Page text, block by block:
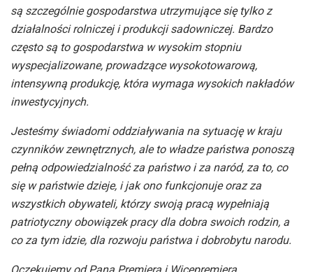
są szczególnie gospodarstwa utrzymujące się tylko z
działalności rolniczej i produkcji sadowniczej. Bardzo
często są to gospodarstwa w wysokim stopniu
wyspecjalizowane, prowadzące wysokotowarową,
intensywną produkcję, która wymaga wysokich nakładów
inwestycyjnych.
Jesteśmy świadomi oddziaływania na sytuację w kraju
czynników zewnętrznych, ale to władze państwa ponoszą
pełną odpowiedzialność za państwo i za naród, za to, co
się w państwie dzieje, i jak ono funkcjonuje oraz za
wszystkich obywateli, którzy swoją pracą wypełniają
patriotyczny obowiązek pracy dla dobra swoich rodzin, a
co za tym idzie, dla rozwoju państwa i dobrobytu narodu.